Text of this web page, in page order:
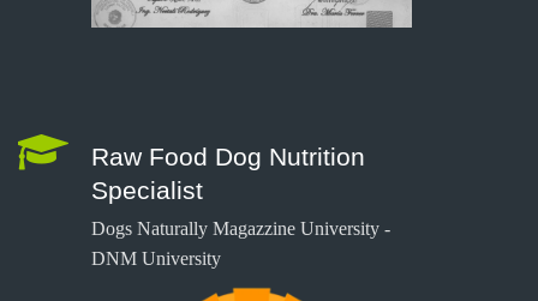
Raw Food Dog Nutrition
Specialist
Dogs Naturally Magazzine University -
DNM University